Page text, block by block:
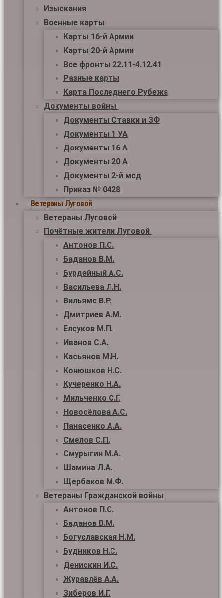
Изыскания
Военные карты
Карты 16-й Армии
Карты 20-й Армии
Все фронты 22.11-4.12.41
Разные карты
Карта Последнего Рубежа
Документы войны
Документы Ставки и ЗФ
Документы 1 УА
Документы 16 А
Документы 20 А
Документы 2-й мсд
Приказ № 0428
Ветераны Луговой
Ветераны Луговой
Почётные жители Луговой
Антонов П.С.
Баданов В.М.
Бурдейный А.С.
Васильева Л.Н.
Вильямс В.Р.
Дмитриев А.М.
Елсуков М.П.
Иванов С.А.
Касьянов М.Н.
Конюшков Н.С.
Кучеренко Н.А.
Мильченко С.Г.
Новосёлова А.С.
Панасенко А.А.
Смелов С.П.
Смурыгин М.А.
Шамина Л.А.
Щербаков М.Ф.
Ветераны Гражданской войны
Антонов П.С.
Баданов В.М.
Богуславская Н.М.
Будников Н.С.
Денискин И.С.
Журавлёв А.А.
Зиберов И.Г.